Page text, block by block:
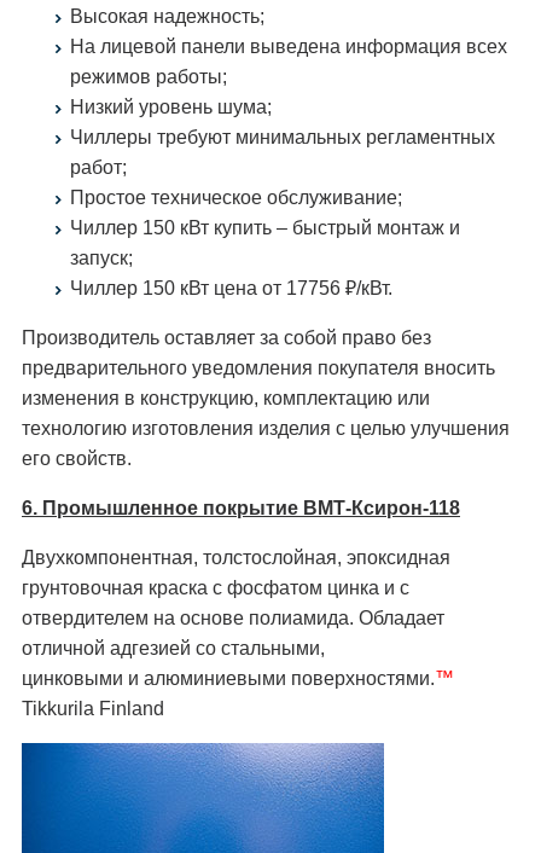
Высокая надежность;
На лицевой панели выведена информация всех
режимов работы;
Низкий уровень шума;
Чиллеры требуют минимальных регламентных
работ;
Простое техническое обслуживание;
Чиллер 150 кВт купить – быстрый монтаж и
запуск;
Чиллер 150 кВт цена от 17756 ₽/кВт.
Производитель оставляет за собой право без
предварительного уведомления покупателя вносить
изменения в конструкцию, комплектацию или
технологию изготовления изделия с целью улучшения
его свойств.
6. Промышленное покрытие ВМТ-Ксирон-118
Двухкомпонентная, толстослойная, эпоксидная
грунтовочная краска с фосфатом цинка и с
отвердителем на основе полиамида. Обладает
отличной адгезией со стальными,
цинковыми и алюминиевыми поверхностями.™
Tikkurila Finland